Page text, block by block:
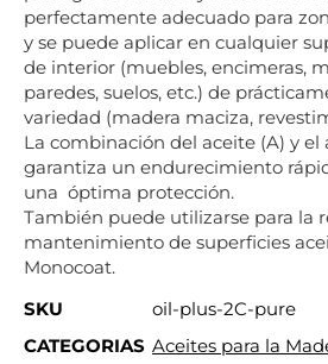
perfectamente adecuado para
y se puede aplicar en cualquier
de interior (muebles, encimeras,
paredes, suelos, etc.) de
variedad (madera maciza,
La combinación del aceite (A) y el
garantiza un endurecimiento
una óptima protección.
También puede utilizarse para la
mantenimiento de superficies
Monocoat.
SKU
oil-plus-2C-pure
CATEGORIAS Aceites para la